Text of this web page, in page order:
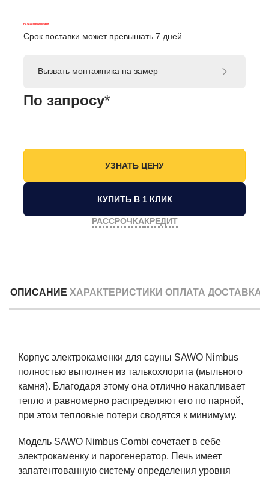
На удаленном складе
Срок поставки может превышать 7 дней
По запросу*
Вызвать монтажника на замер
КУПИТЬ В 1 КЛИК
РАССРОЧКАКРЕДИТ
ОПИСАНИЕ ХАРАКТЕРИСТИКИ ОПЛАТА ДОСТАВКА
Корпус электрокаменки для сауны SAWO Nimbus
полностью выполнен из талькохлорита (мыльного
камня). Благодаря этому она отлично накапливает
тепло и равномерно распределяют его по парной,
при этом тепловые потери сводятся к минимуму.
Модель SAWO Nimbus Combi сочетает в себе
электрокаменку и парогенератор. Печь имеет
запатентованную систему определения уровня